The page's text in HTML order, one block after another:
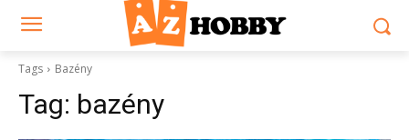
Tags Bazény
Tag: bazény